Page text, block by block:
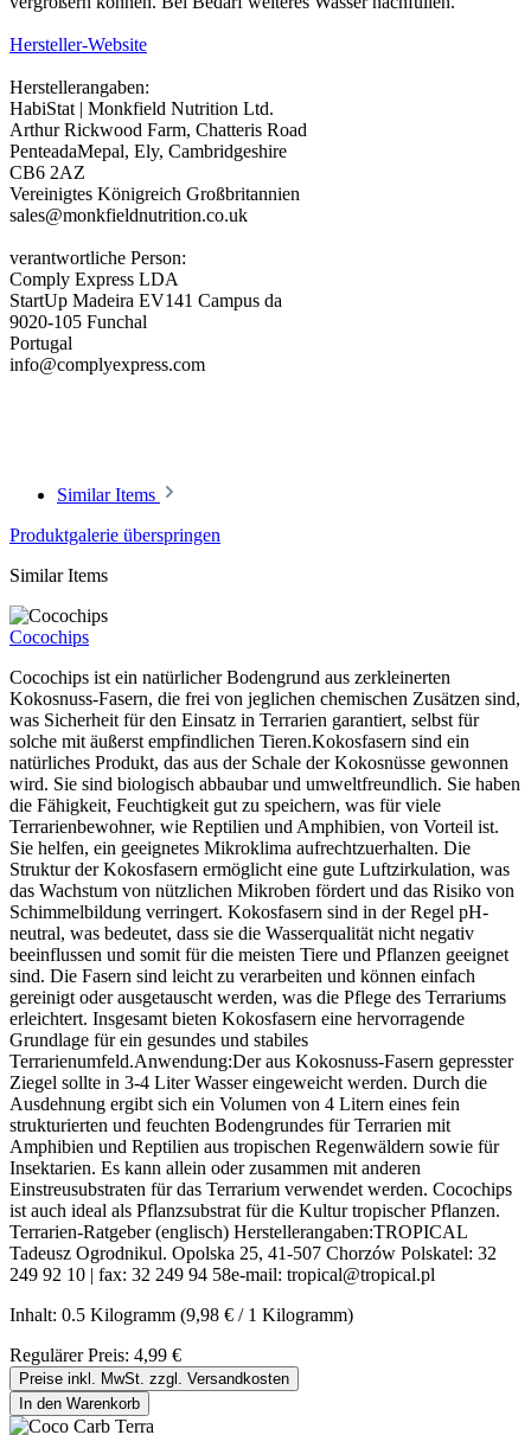
Hersteller-Website
Herstellerangaben:
HabiStat | Monkfield Nutrition Ltd.
Arthur Rickwood Farm, Chatteris Road
PenteadaMepal, Ely, Cambridgeshire
CB6 2AZ
Vereinigtes Königreich Großbritannien
sales@monkfieldnutrition.co.uk
verantwortliche Person:
Comply Express LDA
StartUp Madeira EV141 Campus da
9020-105 Funchal
Portugal
info@complyexpress.com
Similar Items
Produktgalerie überspringen
Similar Items
Cocochips
Cocochips ist ein natürlicher Bodengrund aus zerkleinerten
Kokosnuss-Fasern, die frei von jeglichen chemischen Zusätzen sind,
was Sicherheit für den Einsatz in Terrarien garantiert, selbst für
solche mit äußerst empfindlichen Tieren.Kokosfasern sind ein
natürliches Produkt, das aus der Schale der Kokosnüsse gewonnen
wird. Sie sind biologisch abbaubar und umweltfreundlich. Sie haben
die Fähigkeit, Feuchtigkeit gut zu speichern, was für viele
Terrarienbewohner, wie Reptilien und Amphibien, von Vorteil ist.
Sie helfen, ein geeignetes Mikroklima aufrechtzuerhalten. Die
Struktur der Kokosfasern ermöglicht eine gute Luftzirkulation, was
das Wachstum von nützlichen Mikroben fördert und das Risiko von
Schimmelbildung verringert. Kokosfasern sind in der Regel pH-
neutral, was bedeutet, dass sie die Wasserqualität nicht negativ
beeinflussen und somit für die meisten Tiere und Pflanzen geeignet
sind. Die Fasern sind leicht zu verarbeiten und können einfach
gereinigt oder ausgetauscht werden, was die Pflege des Terrariums
erleichtert. Insgesamt bieten Kokosfasern eine hervorragende
Grundlage für ein gesundes und stabiles
Terrarienumfeld.Anwendung:Der aus Kokosnuss-Fasern gepresster
Ziegel sollte in 3-4 Liter Wasser eingeweicht werden. Durch die
Ausdehnung ergibt sich ein Volumen von 4 Litern eines fein
strukturierten und feuchten Bodengrundes für Terrarien mit
Amphibien und Reptilien aus tropischen Regenwäldern sowie für
Insektarien. Es kann allein oder zusammen mit anderen
Einstreusubstraten für das Terrarium verwendet werden. Cocochips
ist auch ideal als Pflanzsubstrat für die Kultur tropischer Pflanzen.
Terrarien-Ratgeber (englisch) Herstellerangaben:TROPICAL
Tadeusz Ogrodnikul. Opolska 25, 41-507 Chorzów Polskatel: 32
249 92 10 | fax: 32 249 94 58e-mail: tropical@tropical.pl
Inhalt: 0.5 Kilogramm (9,98 € / 1 Kilogramm)
Regulärer Preis: 4,99 €
Preise inkl. MwSt. zzgl. Versandkosten
In den Warenkorb